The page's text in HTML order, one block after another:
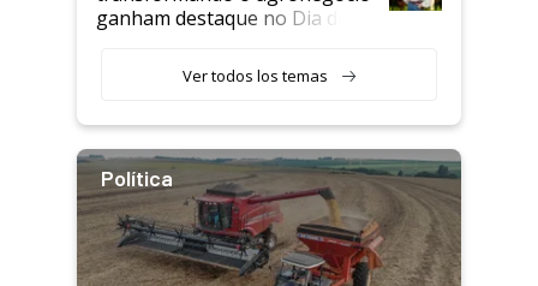
ganham destaque no Dia do
Ver todos los temas
Política